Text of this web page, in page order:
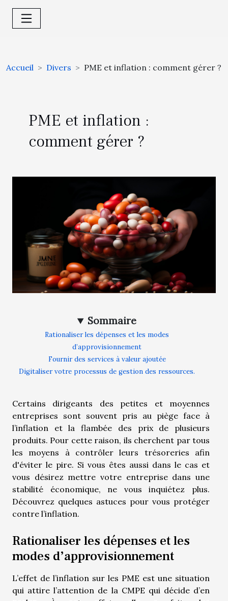
Accueil Divers PME et inflation : comment gérer ?
PME et inflation :
comment gérer ?
Sommaire
Rationaliser les dépenses et les modes
d’approvisionnement
Fournir des services à valeur ajoutée
Digitaliser votre processus de gestion des ressources.
Certains dirigeants des petites et moyennes
entreprises sont souvent pris au piège face à
l’inflation et la flambée des prix de plusieurs
produits. Pour cette raison, ils cherchent par tous
les moyens à contrôler leurs trésoreries afin
d'éviter le pire. Si vous êtes aussi dans le cas et
vous désirez mettre votre entreprise dans une
stabilité économique, ne vous inquiétez plus.
Découvrez quelques astuces pour vous protéger
contre l’inflation.
Rationaliser les dépenses et les
modes d’approvisionnement
L’effet de l’inflation sur les PME est une situation
qui attire l’attention de la CMPE qui décide d’en